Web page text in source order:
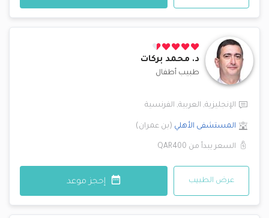
د. محمد بركات
طبيب أطفال
الإنجليزية, العربية, الفرنسية
المستشفى الأهلي (بن عمران)
السعر يبدأ من QAR400
عرض الطبيب إحجز موعد